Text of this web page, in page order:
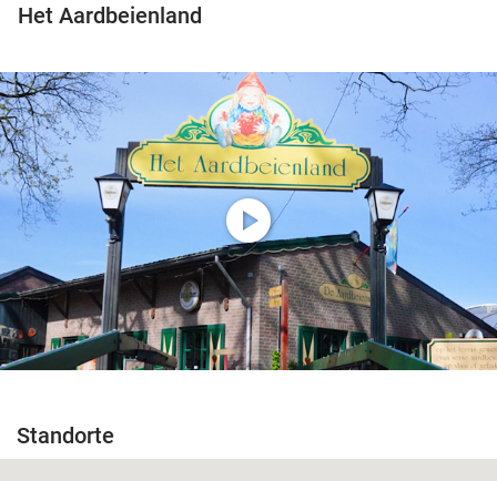
Het Aardbeienland
play_circle
Standorte